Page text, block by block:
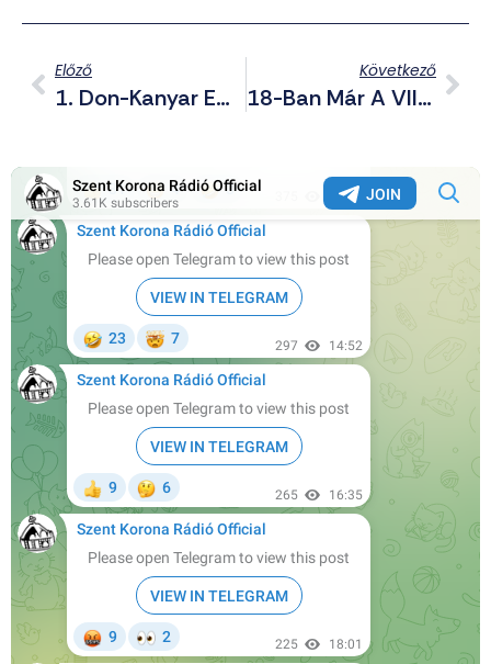
Előző
1. Don-Kanyar Emléktúra A Vármegye Szervezésében
Következő
18-Ban Már A VIII. Legbátrabb Város Emléktúra